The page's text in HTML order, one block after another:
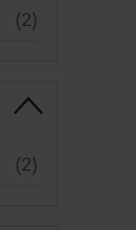
(2)
(2)